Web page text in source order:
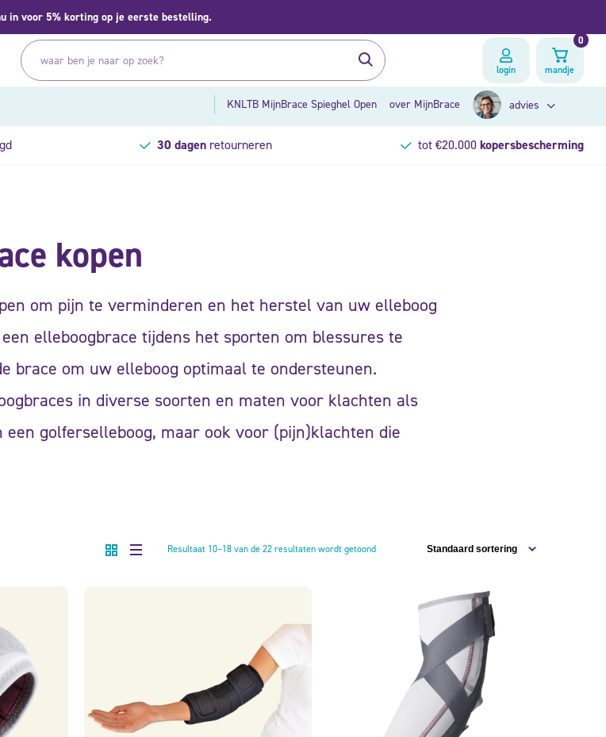
in voor 5% korting op je eerste bestelling.
login mandje
0
KNLTB MijnBrace Spieghel Open over MijnBrace advies
30 dagen retourneren tot €20.000kopersbescherming
kopen
om pijn te verminderen en het herstel van uw elleboog
elleboogbrace tijdens het sporten om blessures te
brace om uw elleboog optimaal te ondersteunen.
in diverse soorten en maten voor klachten als
een golferselleboog, maar ook voor (pijn)klachten die
Resultaat 10–18 van de 22 resultaten wordt getoond